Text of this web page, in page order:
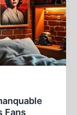
Fans